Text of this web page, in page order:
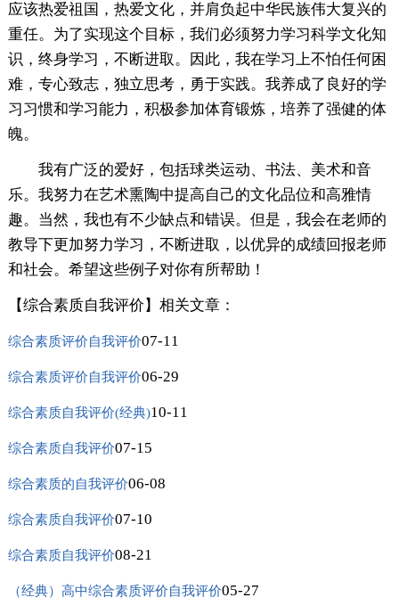
应该热爱祖国，热爱文化，并肩负起中华民族伟大复兴的
重任。为了实现这个目标，我们必须努力学习科学文化知
识，终身学习，不断进取。因此，我在学习上不怕任何困
难，专心致志，独立思考，勇于实践。我养成了良好的学
习习惯和学习能力，积极参加体育锻炼，培养了强健的体
魄。
我有广泛的爱好，包括球类运动、书法、美术和音
乐。我努力在艺术熏陶中提高自己的文化品位和高雅情
趣。当然，我也有不少缺点和错误。但是，我会在老师的
教导下更加努力学习，不断进取，以优异的成绩回报老师
和社会。希望这些例子对你有所帮助！
【综合素质自我评价】相关文章：
综合素质评价自我评价07-11
综合素质评价自我评价06-29
综合素质自我评价(经典)10-11
综合素质自我评价07-15
综合素质的自我评价06-08
综合素质自我评价07-10
综合素质自我评价08-21
（经典）高中综合素质评价自我评价05-27